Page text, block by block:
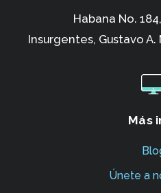
Habana No.
Insurgentes, Gustavo A.
Más
Únete a